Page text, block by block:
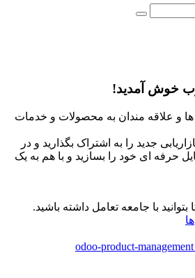
خوش آمدید!
ها و علاقه مندان به محصولات و خدمات
جدید را به اشتراک بگذارید و در
حرفه ای خود را بسازید و با هم به یک
بتوانید با جامعه تعامل داشته باشید.
odoo-product-management